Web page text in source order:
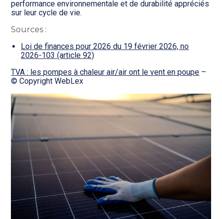
performance environnementale et de durabilité appréciés
sur leur cycle de vie.
Sources :
Loi de finances pour 2026 du 19 février 2026, no
2026-103 (article 92)
TVA : les pompes à chaleur air/air ont le vent en poupe –
© Copyright WebLex